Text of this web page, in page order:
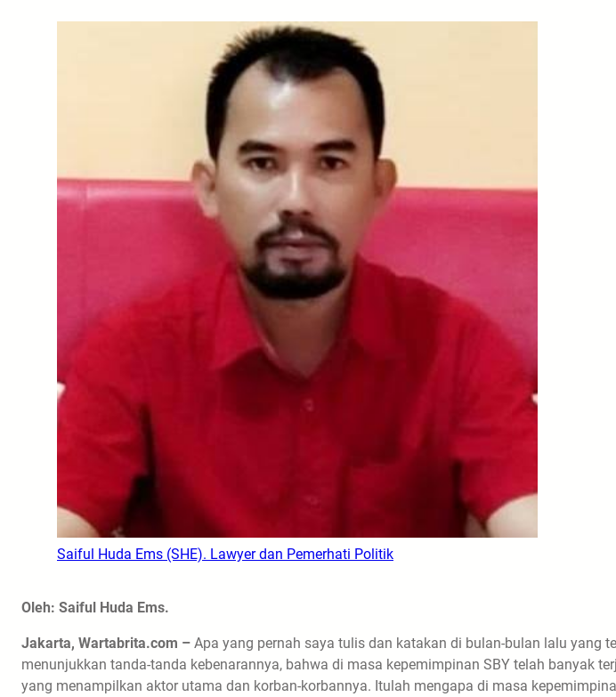
Saiful Huda Ems (SHE). Lawyer dan Pemerhati Politik
Oleh: Saiful Huda Ems.
Jakarta, Wartabrita.com – Apa yang pernah saya tulis dan katakan di bulan-bulan lalu yang
menunjukkan tanda-tanda kebenarannya, bahwa di masa kepemimpinan SBY telah banyak
yang menampilkan aktor utama dan korban-korbannya. Itulah mengapa di masa